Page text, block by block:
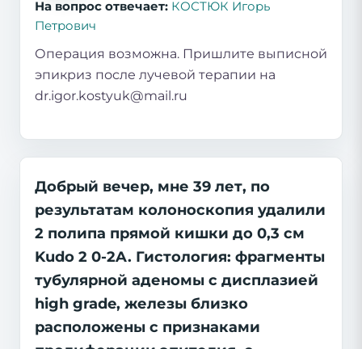
На вопрос отвечает: КОСТЮК Игорь
Петрович
Операция возможна. Пришлите выписной
эпикриз после лучевой терапии на
dr.igor.kostyuk@mail.ru
Добрый вечер, мне 39 лет, по
результатам колоноскопия удалили
2 полипа прямой кишки до 0,3 см
Kudo 2 0-2A. Гистология: фрагменты
тубулярной аденомы с дисплазией
high grade, железы близко
расположены с признаками